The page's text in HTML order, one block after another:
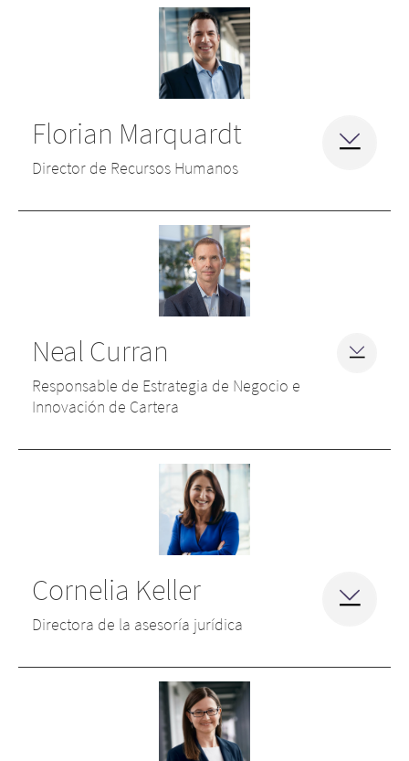
Florian Marquardt
Director de Recursos Humanos
Neal Curran
Responsable de Estrategia de Negocio e
Innovación de Cartera
Cornelia Keller
Directora de la asesoría jurídica